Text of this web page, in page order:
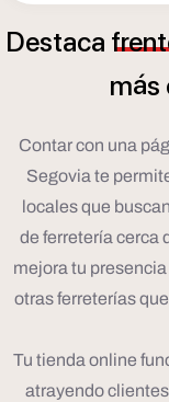
Destaca
más
Contar con una
Segovia te
locales que
de ferretería cerca
mejora tu
otras ferreterías
Tu tienda online
atrayendo